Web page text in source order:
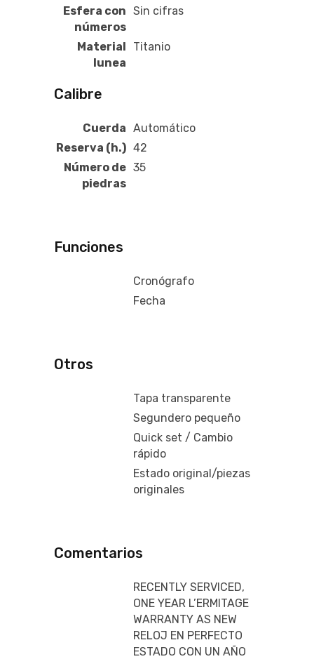
Esfera con
números
Sin cifras
Material
lunea
Titanio
Calibre
Cuerda Automático
Reserva (h.) 42
Número de
piedras
35
Funciones
Cronógrafo
Fecha
Otros
Tapa transparente
Segundero pequeño
Quick set / Cambio
rápido
Estado original/piezas
originales
Comentarios
RECENTLY SERVICED,
ONE YEAR L’ERMITAGE
WARRANTY AS NEW
RELOJ EN PERFECTO
ESTADO CON UN AÑO